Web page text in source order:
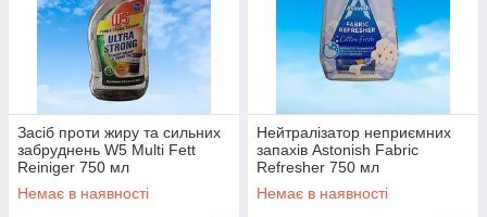
Засіб проти жиру та сильних
забруднень W5 Multi Fett
Reiniger 750 мл
Немає в наявності
Нейтралізатор неприємних
запахів Astonish Fabric
Refresher 750 мл
Немає в наявності